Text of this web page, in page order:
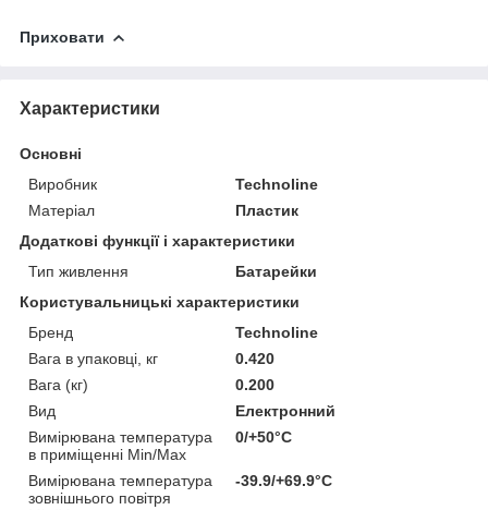
Приховати
Характеристики
Основні
Виробник
Technoline
Матеріал
Пластик
Додаткові функції і характеристики
Тип живлення
Батарейки
Користувальницькі характеристики
Бренд
Technoline
Вага в упаковці, кг
0.420
Вага (кг)
0.200
Вид
Електронний
Вимірювана температура
в приміщенні Min/Max
0/+50°C
Вимірювана температура
зовнішнього повітря
-39.9/+69.9°C